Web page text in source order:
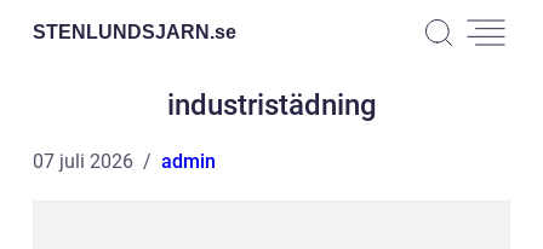
STENLUNDSJARN.se
industristädning
07 juli 2026 admin